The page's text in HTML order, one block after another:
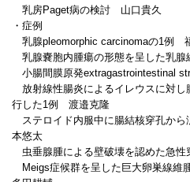
乳房Paget病の検討 山口貴久
・症例
乳腺pleomorphic carcinomaの1例
乳腺嚢胞内腫瘍の形態を呈した乳
小腸間膜原発extragastrointestinal
放射線性腸炎によるイレウスに対し
行した1例 渡邉克隆
ステロイド内服中に腸結核穿孔か
本悠太
虫垂腺腫による壁破壊を認めた急
Meigs症候群を呈した巨大卵巣線維